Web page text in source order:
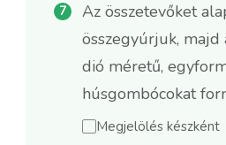
Az összetevőket
összegyúrjuk, majd
dió méretű,
húsgombócokat
Megjelölés készként